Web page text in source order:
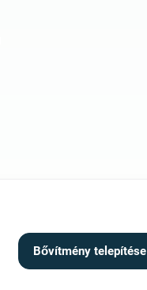
Bővítmény telepítése